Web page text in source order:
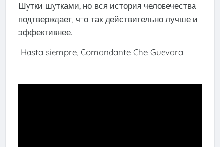
Шутки шутками, но вся история человечества
подтверждает, что так действительно лучше и
эффективнее.
Hasta siempre, Comandante Che Guevara